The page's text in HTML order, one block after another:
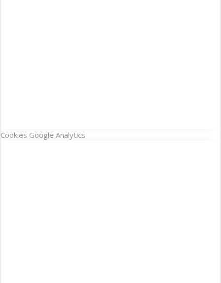
Cookies Google Analytics